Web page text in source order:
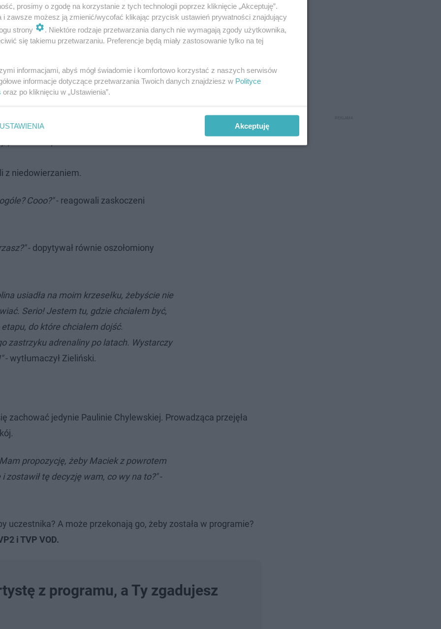
Słuchajcie, siedziałem bardzo długo na
i dla każdego z was muzyka jest
przyszłość. Jestem w takim wieku, że
wam tego utrudniać, chłopaki […] Myślę,
z niedowierzaniem.
Cooo?"- reagowali zaskoczeni
- dopytywał równie oszołomiony
usiadła na moim krzesełku, żebyście nie
Serio! Jestem tu, gdzie chciałem być,
do które chciałem dojść.
zastrzyku adrenaliny po latach. Wystarczy
- wytłumaczył Zieliński.
zachować jedynie Paulinie Chylewskiej. Prowadząca przejęła
propozycję, żeby Maciek z powrotem
zostawił tę decyzję wam, co wy na to?"-
uczestnika? A może przekonają go, żeby została w programie?
i TVP VOD.
z programu, a Ty zgadujesz
prosimy o zgodę na korzystanie z tych technologii poprzez kliknięcie „Akceptuję”.
i zawsze możesz ją zmienić/wycofać klikając przycisk ustawień prywatności znajdujący
strony
. Niektóre rodzaje przetwarzania danych nie wymagają zgody użytkownika,
się takiemu przetwarzaniu. Preferencje będą miały zastosowanie tylko na tej
informacjami, abyś mógł świadomie i komfortowo korzystać z naszych serwisów
informacje dotyczące przetwarzania Twoich danych znajdziesz w Polityce
oraz po kliknięciu w „Ustawienia”.
USTAWIENIA Akceptuję